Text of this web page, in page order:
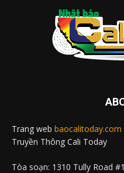
Trang web baocalitoday.com
Truyền Thông Cali Today
Tòa soạn: 1310 Tully Road